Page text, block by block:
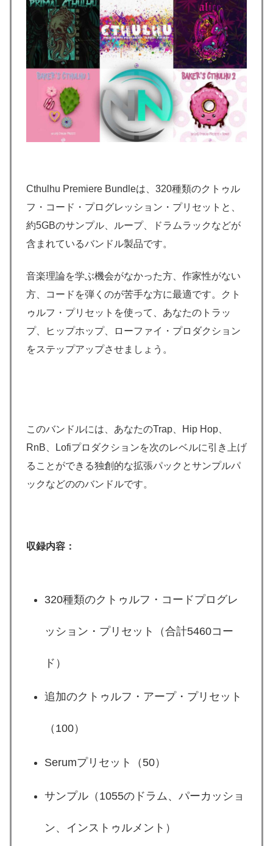
Cthulhu Premiere Bundleは、320種類のクトゥル
フ・コード・プログレッション・プリセットと、
約5GBのサンプル、ループ、ドラムラックなどが
含まれているバンドル製品です。
音楽理論を学ぶ機会がなかった方、作家性がない
方、コードを弾くのが苦手な方に最適です。クト
ゥルフ・プリセットを使って、あなたのトラッ
プ、ヒップホップ、ローファイ・プロダクション
をステップアップさせましょう。
このバンドルには、あなたのTrap、Hip Hop、
RnB、Lofiプロダクションを次のレベルに引き上げ
ることができる独創的な拡張パックとサンプルパ
ックなどののバンドルです。
収録内容：
320種類のクトゥルフ・コードプログレ
ッション・プリセット（合計5460コー
ド）
追加のクトゥルフ・アープ・プリセット
（100）
Serumプリセット（50）
サンプル（1055のドラム、パーカッショ
ン、インストゥルメント）